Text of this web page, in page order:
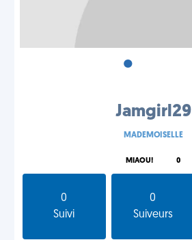
•
Jamgirl29
MADEMOISELLE
MIAOU! 0
0
Suivi
0
Suiveurs